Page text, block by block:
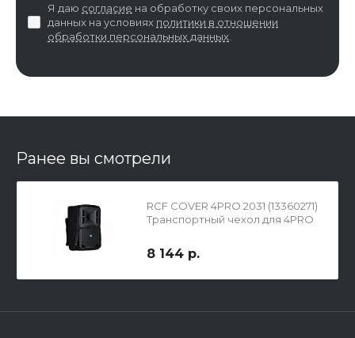
Я даю согласие на обработку своих персональных
данных на условиях политики в отношении
обработки персональных данных
Ранее вы смотрели
RCF COVER 4PRO 2031 (13360271)
Транспортный чехол для 4PRO
8 144 р.